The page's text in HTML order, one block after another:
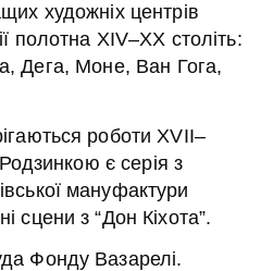
художніх центрів
полотна XIV–XX століть:
Дега, Моне, Ван Гога,
роботи XVII–
є серія з
мануфактури
сцени з “Дон Кіхота”.
Фонду Вазарелі.